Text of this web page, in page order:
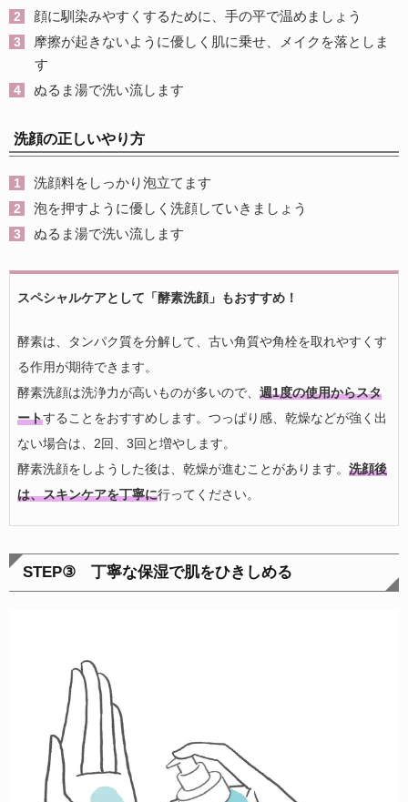
顔に馴染みやすくするために、手の平で温めましょう
摩擦が起きないように優しく肌に乗せ、メイクを落としま
す
ぬるま湯で洗い流します
洗顔の正しいやり方
洗顔料をしっかり泡立てます
泡を押すように優しく洗顔していきましょう
ぬるま湯で洗い流します
スペシャルケアとして「酵素洗顔」もおすすめ！
酵素は、タンパク質を分解して、古い角質や角栓を取れやすくす
る作用が期待できます。
酵素洗顔は洗浄力が高いものが多いので、 週1度の使用からスタ
ートすることをおすすめします。つっぱり感、乾燥などが強く出
ない場合は、2回、3回と増やします。
酵素洗顔をしようした後は、乾燥が進むことがあります。 洗顔後
は、スキンケアを丁寧に行ってください。
STEP③ 丁寧な保湿で肌をひきしめる